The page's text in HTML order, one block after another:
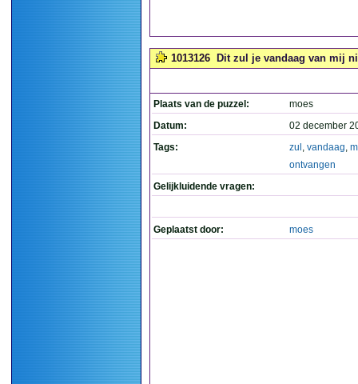
1013126 Dit zul je vandaag van mij
Plaats van de puzzel:
moes
Datum:
02 december
Tags:
zul , vandaag,
ontvangen
Gelijkluidende vragen:
Geplaatst door: moes